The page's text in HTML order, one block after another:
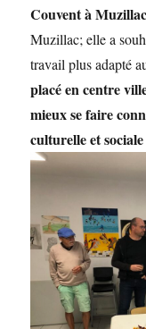
Couvent à
Muzillac; elle a
travail plus adapté
placé en centre
mieux se faire
culturelle et